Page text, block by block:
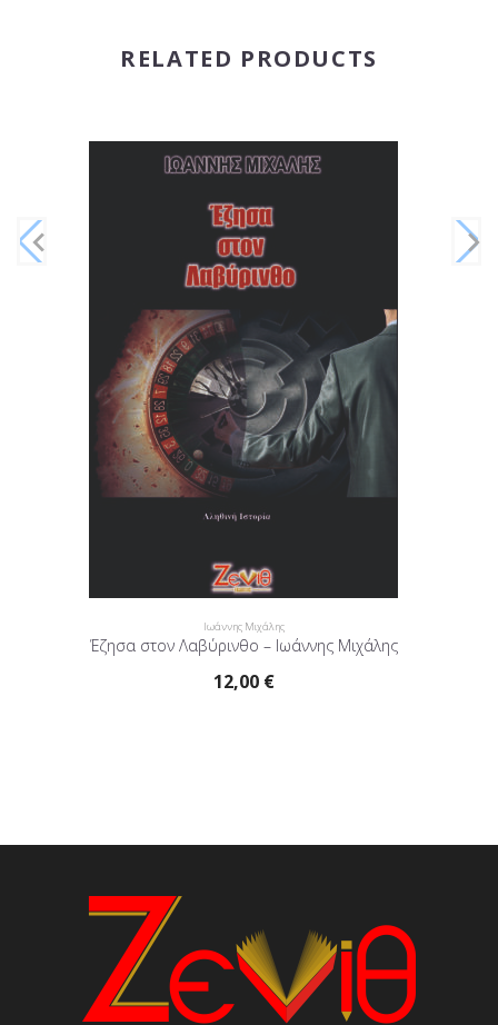
RELATED PRODUCTS
Ιωάννης Μιχάλης
Έζησα στον Λαβύρινθο – Ιωάννης Μιχάλης
12,00 €